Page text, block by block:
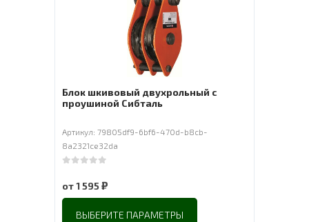
Блок шкивовый двухрольный с
проушиной Сибталь
Артикул: 79805df9-6bf6-470d-b8cb-
8a2321ce32da
от1 595 ₽
ВЫБЕРИТЕ ПАРАМЕТРЫ